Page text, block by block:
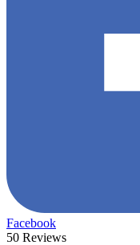
Facebook
50 Reviews